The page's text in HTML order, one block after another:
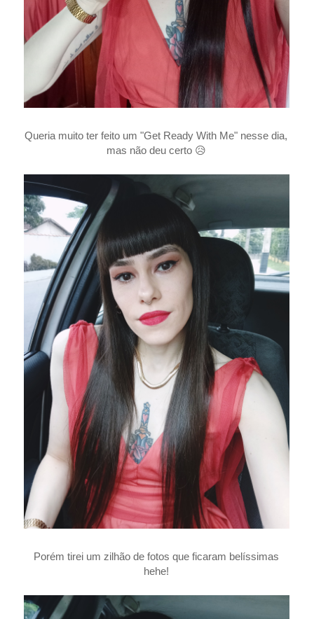
Queria muito ter feito um "Get Ready With Me" nesse dia,
mas não deu certo 😥
Porém tirei um zilhão de fotos que ficaram belíssimas
hehe!